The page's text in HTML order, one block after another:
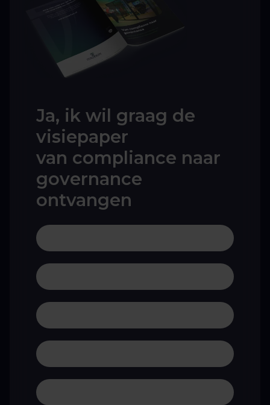
Ja, ik wil graag de
visiepaper
van compliance naar
governance
ontvangen